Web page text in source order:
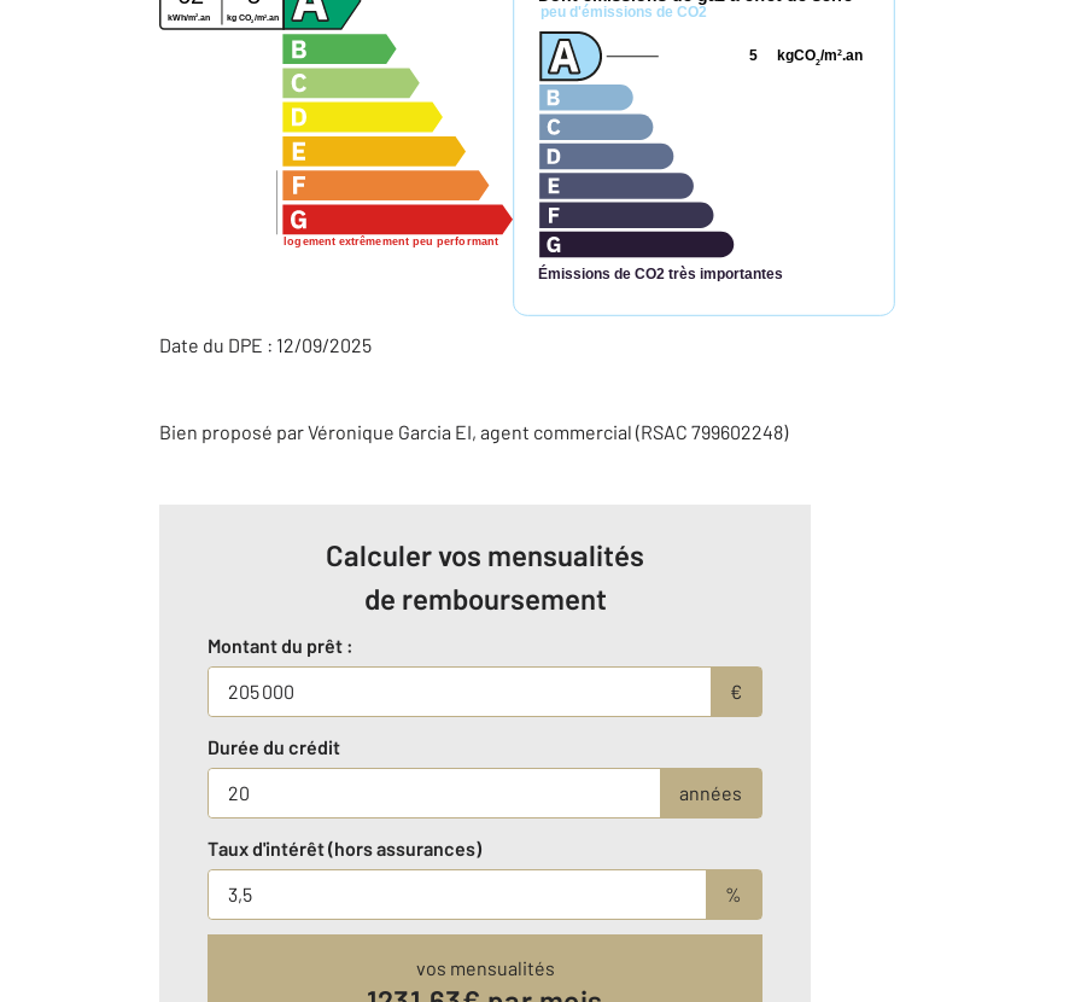
logement extrêmement peu performant
kWh/m2 .an kg CO2 /m2 .an peu d'émissions de CO2
Émissions de CO2 très importantes
kgCO2/m2.an
5
Date du DPE : 12/09/2025
Bien proposé parVéronique Garcia EI, agent commercial (RSAC 799602248)
Calculer vos mensualités
de remboursement
Montant du prêt :
€
Durée du crédit
années
Taux d'intérêt (hors assurances)
%
vos mensualités